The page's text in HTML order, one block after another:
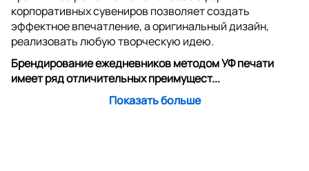
корпоративных сувениров позволяет создать
эффектное впечатление, а оригинальный дизайн,
реализовать любую творческую идею.
Брендирование ежедневников методом УФ печати
имеет ряд отличительных преимущест...
Показать больше